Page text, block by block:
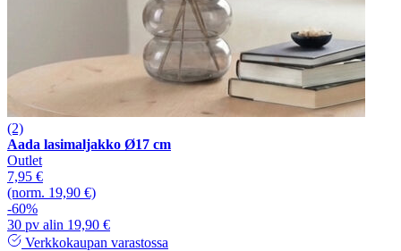
(2)
Aada lasimaljakko Ø17 cm
Outlet
7,95 €
(norm. 19,90 €)
-60%
30 pv alin 19,90 €
Verkkokaupan varastossa